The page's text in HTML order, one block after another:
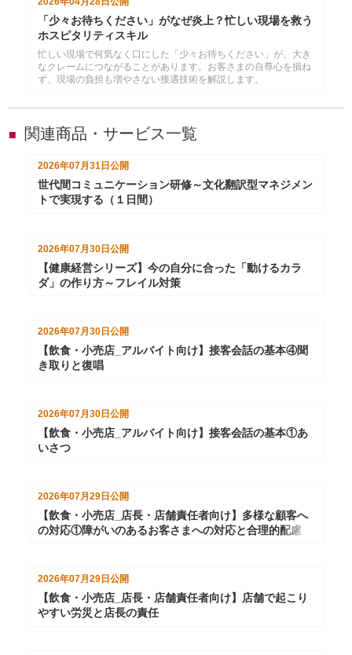
「少々お待ちください」がなぜ炎上？忙しい現場を救う
ホスピタリティスキル
忙しい現場で何気なく口にした「少々お待ちください」が、大き
なクレームにつながることがあります。お客さまの自尊心を損ね
ず、現場の負担も増やさない接遇技術を解説します。
■ 関連商品・サービス一覧
2026年07月31日 公開
世代間コミュニケーション研修～文化翻訳型マネジメン
トで実現する（１日間）
2026年07月30日公開
【健康経営シリーズ】今の自分に合った「動けるカラ
ダ」の作り方～フレイル対策
2026年07月30日公開
【飲食・小売店_アルバイト向け】接客会話の基本④聞
き取りと復唱
2026年07月30日 公開
【飲食・小売店_アルバイト向け】接客会話の基本①あ
いさつ
2026年07月29日 公開
【飲食・小売店_店長・店舗責任者向け】多様な顧客へ
の対応①障がいのあるお客さまへの対応と合理的配慮
2026年07月29日 公開
【飲食・小売店_店長・店舗責任者向け】店舗で起こり
やすい労災と店長の責任